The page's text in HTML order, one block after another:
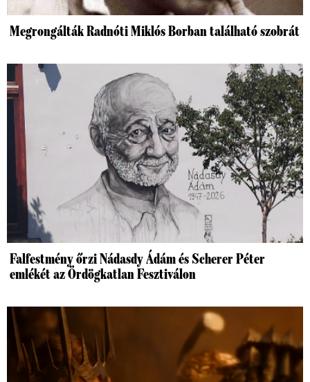
Megrongálták Radnóti Miklós Borban található szobrát
Falfestmény őrzi Nádasdy Ádám és Scherer Péter
emlékét az Ördögkatlan Fesztiválon